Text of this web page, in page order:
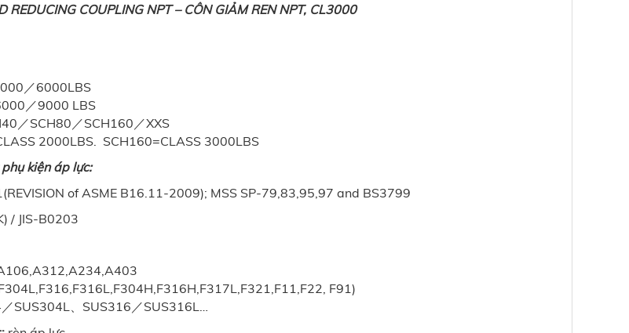
REDUCING COUPLING NPT – CÔN GIẢM REN NPT, CL3000
／6000LBS
／9000 LBS
／SCH80／SCH160／XXS
2000LBS. SCH160=CLASS 3000LBS
kiện áp lực:
of ASME B16.11-2009); MSS SP-79,83,95,97 and BS3799
/ JIS-B0203
F91)
SUS304L、SUS316／SUS316L…